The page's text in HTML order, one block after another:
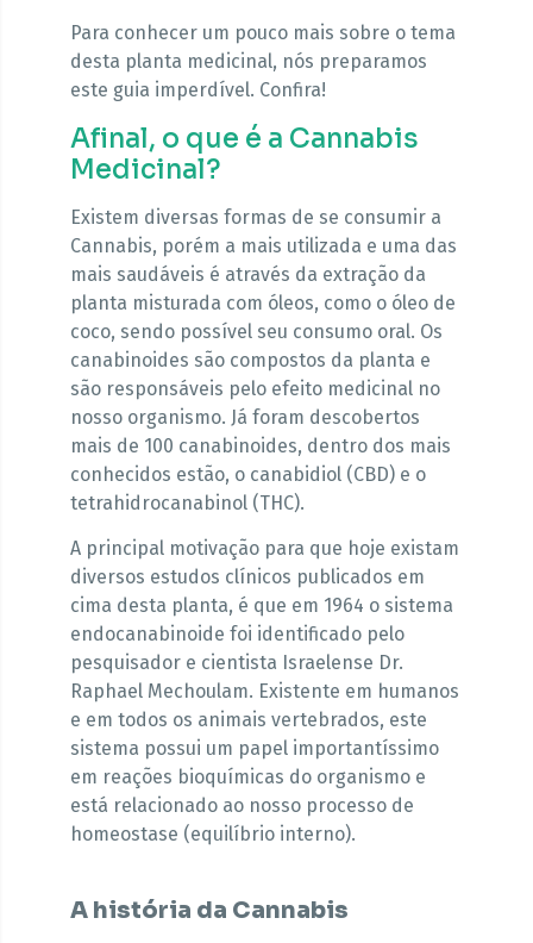
Para conhecer um pouco mais sobre o tema
desta planta medicinal, nós preparamos
este guia imperdível. Confira!
Afinal, o que é a Cannabis
Medicinal?
Existem diversas formas de se consumir a
Cannabis, porém a mais utilizada e uma das
mais saudáveis é através da extração da
planta misturada com óleos, como o óleo de
coco, sendo possível seu consumo oral. Os
canabinoides são compostos da planta e
são responsáveis pelo efeito medicinal no
nosso organismo. Já foram descobertos
mais de 100 canabinoides, dentro dos mais
conhecidos estão, o canabidiol (CBD) e o
tetrahidrocanabinol (THC).
A principal motivação para que hoje existam
diversos estudos clínicos publicados em
cima desta planta, é que em 1964 o sistema
endocanabinoide foi identificado pelo
pesquisador e cientista Israelense Dr.
Raphael Mechoulam. Existente em humanos
e em todos os animais vertebrados, este
sistema possui um papel importantíssimo
em reações bioquímicas do organismo e
está relacionado ao nosso processo de
homeostase (equilíbrio interno).
A história da Cannabis